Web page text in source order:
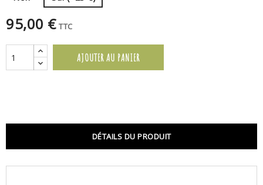
95,00 € TTC
AJOUTER AU PANIER
DÉTAILS DU PRODUIT